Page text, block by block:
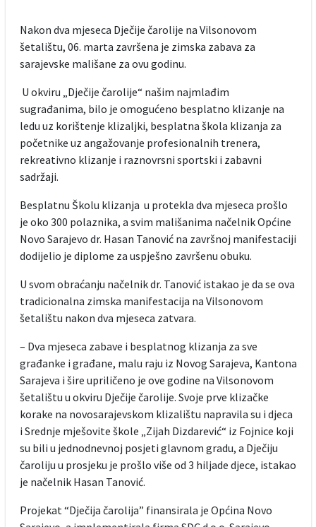
Nakon dva mjeseca Dječije čarolije na Vilsonovom
šetalištu, 06. marta završena je zimska zabava za
sarajevske mališane za ovu godinu.
U okviru „Dječije čarolije“ našim najmlađim
sugrađanima, bilo je omogućeno besplatno klizanje na
ledu uz korištenje klizaljki, besplatna škola klizanja za
početnike uz angažovanje profesionalnih trenera,
rekreativno klizanje i raznovrsni sportski i zabavni
sadržaji.
Besplatnu Školu klizanja u protekla dva mjeseca prošlo
je oko 300 polaznika, a svim mališanima načelnik Općine
Novo Sarajevo dr. Hasan Tanović na završnoj manifestaciji
dodijelio je diplome za uspješno završenu obuku.
U svom obraćanju načelnik dr. Tanović istakao je da se ova
tradicionalna zimska manifestacija na Vilsonovom
šetalištu nakon dva mjeseca zatvara.
– Dva mjeseca zabave i besplatnog klizanja za sve
građanke i građane, malu raju iz Novog Sarajeva, Kantona
Sarajeva i šire upriličeno je ove godine na Vilsonovom
šetalištu u okviru Dječije čarolije. Svoje prve klizačke
korake na novosarajevskom klizalištu napravila su i djeca
i Srednje mješovite škole „Zijah Dizdarević“ iz Fojnice koji
su bili u jednodnevnoj posjeti glavnom gradu, a Dječiju
čaroliju u prosjeku je prošlo više od 3 hiljade djece, istakao
je načelnik Hasan Tanović.
Projekat “Dječija čarolija” finansirala je Općina Novo